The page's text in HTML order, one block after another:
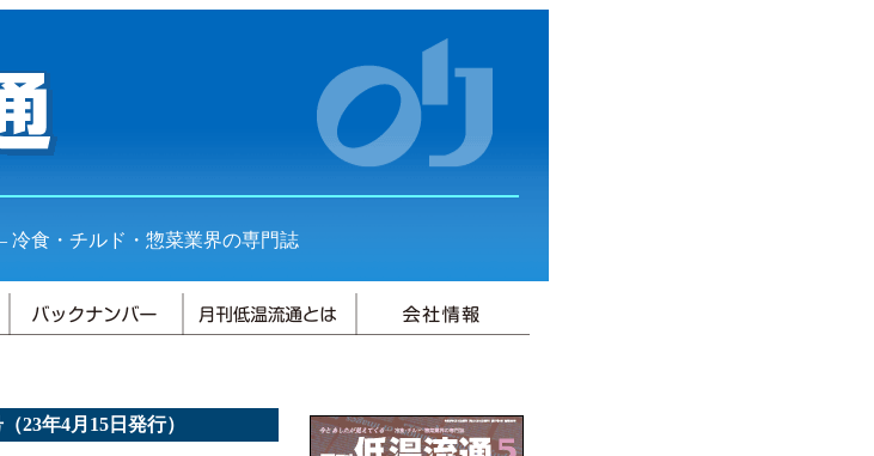
食・チルド・惣菜業界の専門誌
23年4月15日発行）